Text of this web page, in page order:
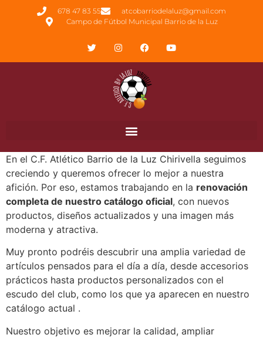
678 47 83 55
atcobarriodelaluz@gmail.com
Campo de Fútbol Municipal Barrio de la Luz
En el C.F. Atlético Barrio de la Luz Chirivella seguimos
creciendo y queremos ofrecer lo mejor a nuestra
afición. Por eso, estamos trabajando en la renovación
completa de nuestro catálogo oficial, con nuevos
productos, diseños actualizados y una imagen más
moderna y atractiva.
Muy pronto podréis descubrir una amplia variedad de
artículos pensados para el día a día, desde accesorios
prácticos hasta productos personalizados con el
escudo del club, como los que ya aparecen en nuestro
catálogo actual .
Nuestro objetivo es mejorar la calidad, ampliar